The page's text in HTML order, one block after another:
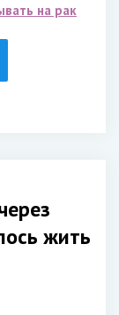
на рак
жить